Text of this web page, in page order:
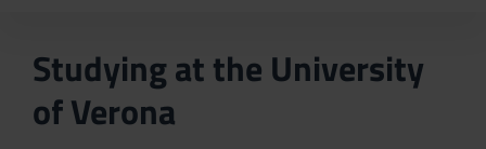
Studying at the University
of Verona